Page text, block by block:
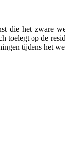
die het zware
toelegt op de
tijdens het